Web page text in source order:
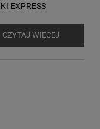
EXPRESS
CZYTAJ WIĘCEJ